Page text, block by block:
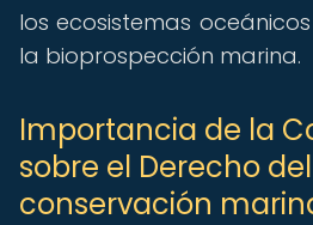
los ecosistemas
la bioprospección marina.
Importancia de la
sobre el Derecho
conservación